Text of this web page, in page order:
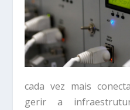
cada vez mais
gerir a